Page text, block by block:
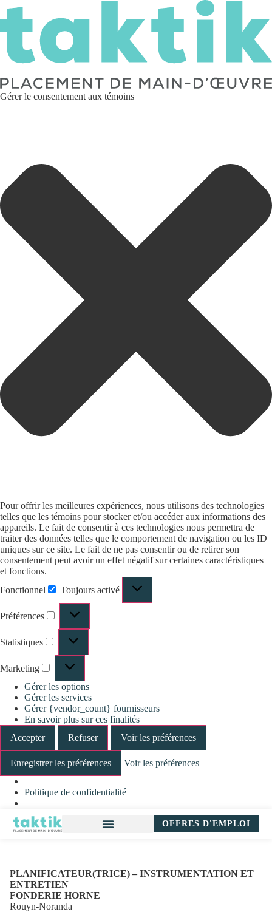
Gérer le consentement aux témoins
Pour offrir les meilleures expériences, nous utilisons des technologies
telles que les témoins pour stocker et/ou accéder aux informations des
appareils. Le fait de consentir à ces technologies nous permettra de
traiter des données telles que le comportement de navigation ou les ID
uniques sur ce site. Le fait de ne pas consentir ou de retirer son
consentement peut avoir un effet négatif sur certaines caractéristiques
et fonctions.
Fonctionnel
Toujours activé
Préférences
Statistiques
Marketing
Gérer les options
Gérer les services
Gérer {vendor_count} fournisseurs
En savoir plus sur ces finalités
Accepter
Refuser Voir les préférences
Enregistrer les préférences Voir les préférences
Politique de confidentialité
OFFRES D'EMPLOI
PLANIFICATEUR(TRICE) – INSTRUMENTATION ET
ENTRETIEN
FONDERIE HORNE
Rouyn-Noranda